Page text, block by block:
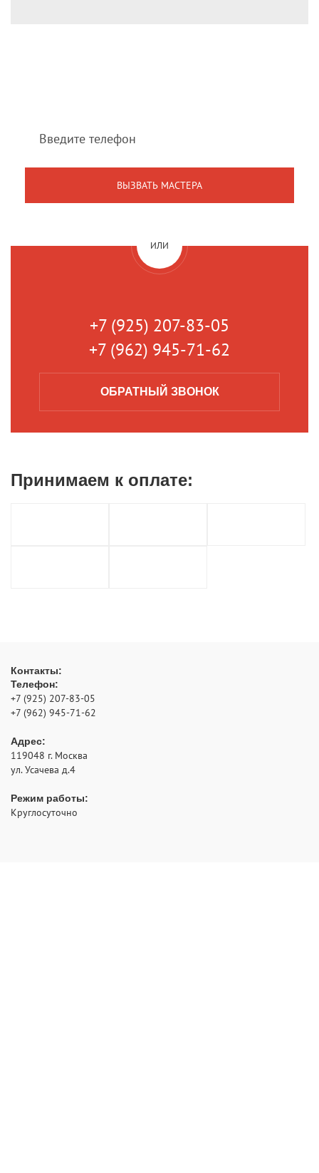
ИЛИ
+7 (925) 207-83-05
+7 (962) 945-71-62
ОБРАТНЫЙ ЗВОНОК
Принимаем к оплате:
Контакты:
Телефон:
+7 (925) 207-83-05
+7 (962) 945-71-62
Адрес:
119048 г. Москва
ул. Усачева д.4
Режим работы:
Круглосуточно